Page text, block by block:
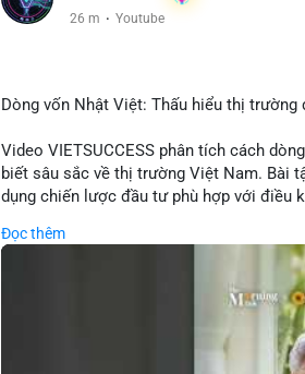
26 m · Youtube
Dòng vốn Nhật Việt: Thấu hiểu thị trường
Video VIETSUCCESS phân tích cách
biết sâu sắc về thị trường Việt Nam. Bài
dụng chiến lược đầu tư phù hợp với điều
Việt Nam mà còn tạo ra động lực cho
quốc gia tìm kiếm cơ hội đa dạng. Các
đầu tư ESG, và ổn định thị trường sẽ
Nhật Bản. Bài cũng nhấn mạnh vai trò
ro khi kết nối các thị trường khác nhau.
Đọc thêm